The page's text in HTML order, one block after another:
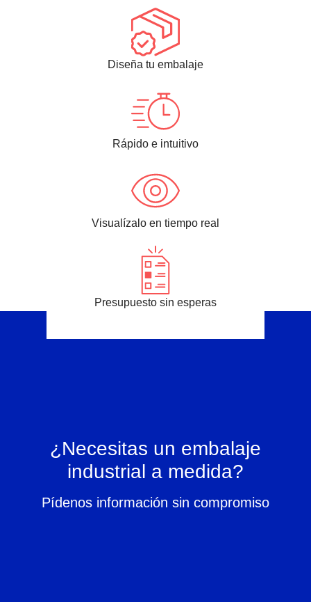
Diseña tu embalaje
Rápido e intuitivo
Visualízalo en tiempo real
Presupuesto sin esperas
¿Necesitas un embalaje
industrial a medida?
Pídenos información sin compromiso